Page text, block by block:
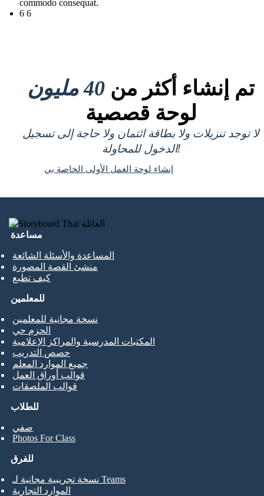
commodo consequat.
6 6
تم إنشاء أكثر من 40 مليون
لوحة قصصية
لا توجد تنزيلات ولا بطاقة ائتمان ولا حاجة إلى تسجيل
الدخول للمحاولة!
إنشاء لوحة العمل الأولى الخاصة بي
مساعدة
المساعدة والأسئلة الشائعة
منشئ القصة المصورة
كيف تطبع
للطلاب
صفي
Photos For Class
للمعلمين
نسخة مجانية للمعلمين
الحزم حي
المكتبات المدرسية والمراكز الإعلامية
حصص التدريب
جميع الموارد المعلم
قوالب أوراق العمل
قوالب الملصقات
للفرق
نسخة تجريبية مجانية لـ Teams
الموارد التجارية